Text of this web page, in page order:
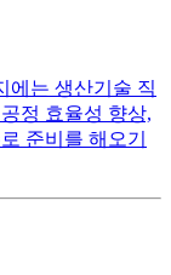
에는 생산기술 직
정 효율성 향상,
준비를 해오기